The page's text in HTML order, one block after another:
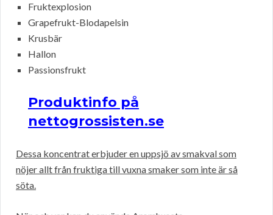
Fruktexplosion
Grapefrukt-Blodapelsin
Krusbär
Hallon
Passionsfrukt
Produktinfo på
nettogrossisten.se
Dessa koncentrat erbjuder en uppsjö av smakval som
nöjer allt från fruktiga till vuxna smaker som inte är så
söta.